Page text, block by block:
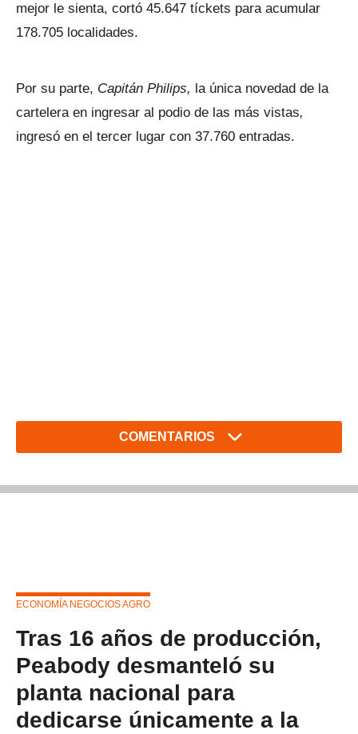
mejor le sienta, cortó 45.647 tíckets para acumular
178.705 localidades.
Por su parte, Capitán Philips, la única novedad de la
cartelera en ingresar al podio de las más vistas,
ingresó en el tercer lugar con 37.760 entradas.
COMENTARIOS